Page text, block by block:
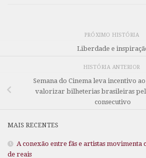
PRÓXIMO HISTÓRIA
Liberdade e
HISTÓRIA ANTERIOR
Semana do Cinema leva incentivo
valorizar bilheterias brasileiras
consecutivo
MAIS RECENTES
A conexão entre fãs e artistas movimenta
de reais